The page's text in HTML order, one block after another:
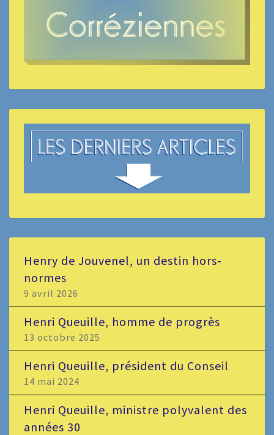
Henry de Jouvenel, un destin hors-
normes
9 avril 2026
Henri Queuille, homme de progrès
13 octobre 2025
Henri Queuille, président du Conseil
14 mai 2024
Henri Queuille, ministre polyvalent des
années 30